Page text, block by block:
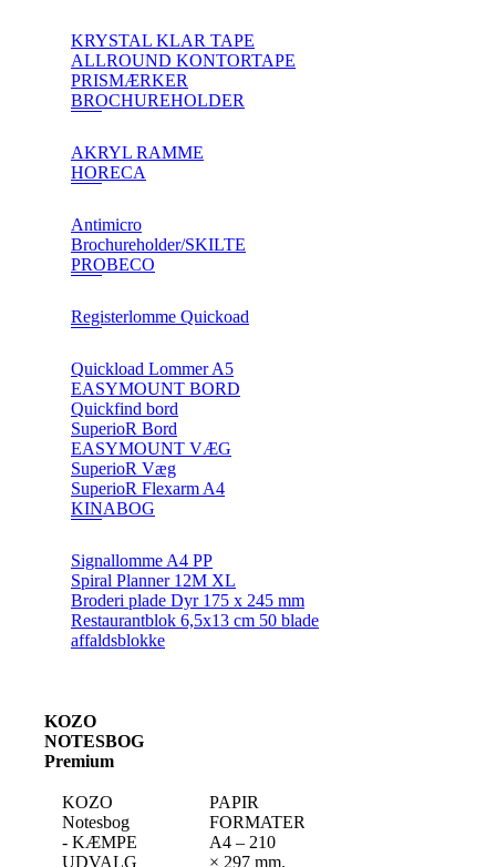
KRYSTAL KLAR TAPE
ALLROUND KONTORTAPE
PRISMÆRKER
BROCHUREHOLDER
AKRYL RAMME
HORECA
Antimicro
Brochureholder/SKILTE
PROBECO
Registerlomme Quickoad
Quickload Lommer A5
EASYMOUNT BORD
Quickfind bord
SuperioR Bord
EASYMOUNT VÆG
SuperioR Væg
SuperioR Flexarm A4
KINABOG
Signallomme A4 PP
Spiral Planner 12M XL
Broderi plade Dyr 175 x 245 mm
Restaurantblok 6,5x13 cm 50 blade
affaldsblokke
KOZO
NOTESBOG
Premium
KOZO
Notesbog
- KÆMPE
UDVALG
PAPIR
FORMATER:
A4 – 210
× 297 mm.